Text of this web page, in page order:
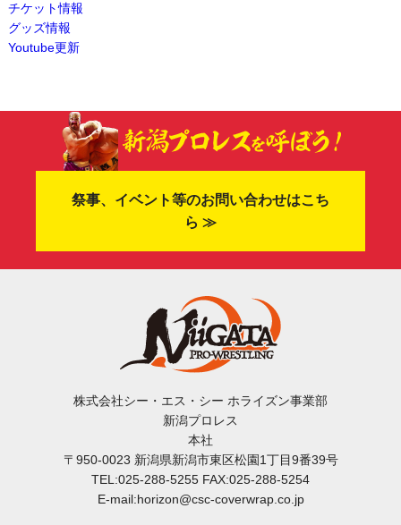
チケット情報
グッズ情報
Youtube更新
祭事、イベント等のお問い合わせはこち
ら ≫
株式会社シー・エス・シー ホライズン事業部
新潟プロレス
本社
〒950-0023 新潟県新潟市東区松園1丁目9番39号
TEL:025-288-5255 FAX:025-288-5254
E-mail:horizon@csc-coverwrap.co.jp